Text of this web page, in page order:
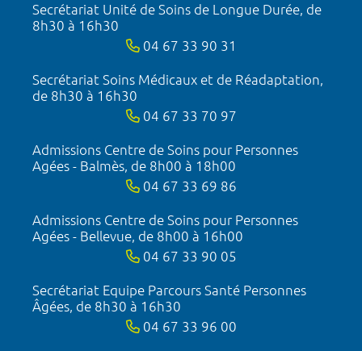
Secrétariat Unité de Soins de Longue Durée, de
8h30 à 16h30
04 67 33 90 31
Secrétariat Soins Médicaux et de Réadaptation,
de 8h30 à 16h30
04 67 33 70 97
Admissions Centre de Soins pour Personnes
Agées - Balmès, de 8h00 à 18h00
04 67 33 69 86
Admissions Centre de Soins pour Personnes
Agées - Bellevue, de 8h00 à 16h00
04 67 33 90 05
Secrétariat Equipe Parcours Santé Personnes
Âgées, de 8h30 à 16h30
04 67 33 96 00